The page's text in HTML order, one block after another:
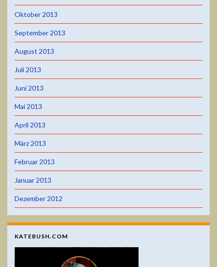
Oktober 2013
September 2013
August 2013
Juli 2013
Juni 2013
Mai 2013
April 2013
März 2013
Februar 2013
Januar 2013
Dezember 2012
KATEBUSH.COM